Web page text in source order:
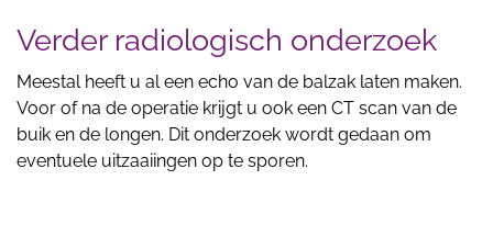
Verder radiologisch onderzoek
Meestal heeft u al een echo van de balzak laten maken.
Voor of na de operatie krijgt u ook een CT scan van de
buik en de longen. Dit onderzoek wordt gedaan om
eventuele uitzaaiingen op te sporen.